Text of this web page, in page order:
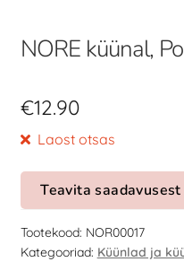
NORE küünal,
€12.90
Laost otsas
Teavita saadavusest
Tootekood: NOR00017
Kategooriad: Küünlad ja